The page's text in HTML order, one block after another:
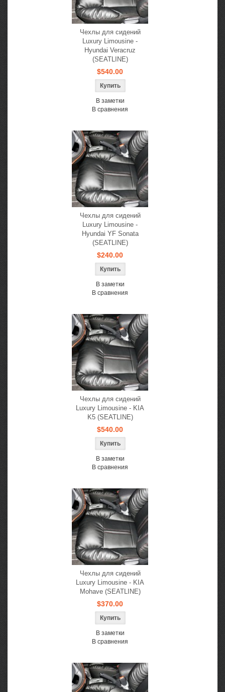
Чехлы для сидений
Luxury Limousine -
Hyundai Veracruz
(SEATLINE)
$540.00
В заметки
В сравнения
Чехлы для сидений
Luxury Limousine -
Hyundai YF Sonata
(SEATLINE)
$240.00
В заметки
В сравнения
Чехлы для сидений
Luxury Limousine - KIA
K5 (SEATLINE)
$540.00
В заметки
В сравнения
Чехлы для сидений
Luxury Limousine - KIA
Mohave (SEATLINE)
$370.00
В заметки
В сравнения